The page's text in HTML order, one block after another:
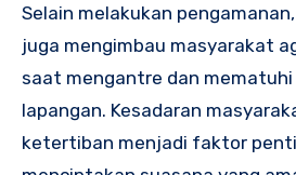
Selain melakukan
juga mengimbau masyarakat
saat mengantre dan
lapangan. Kesadaran
ketertiban menjadi faktor